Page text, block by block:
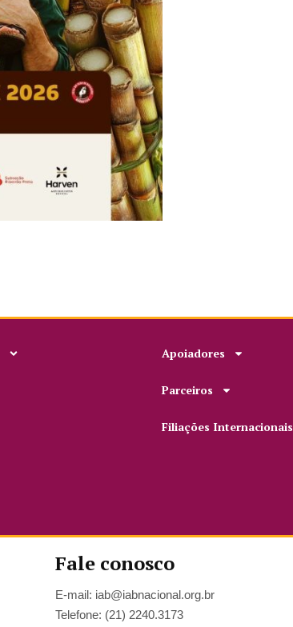
Apoiadores
Parceiros
Filiações Internacionais
Fale conosco
E-mail: iab@iabnacional.org.br
Telefone: (21) 2240.3173